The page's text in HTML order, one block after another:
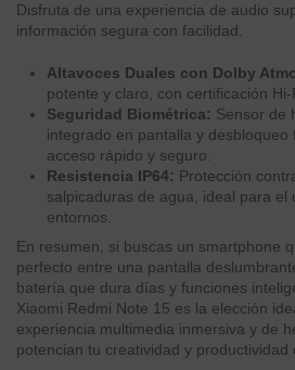
Disfruta de una experiencia de audio
información segura con facilidad.
Altavoces Duales con Dolby
potente y claro, con certificación Hi-
Seguridad Biométrica: Sensor de
integrado en pantalla y desbloqueo
acceso rápido y seguro.
Resistencia IP64: Protección
salpicaduras de agua, ideal para el
entornos.
En resumen, si buscas un smartphone
perfecto entre una pantalla
batería que dura días y funciones
Xiaomi Redmi Note 15 es la elección
experiencia multimedia inmersiva y de
potencian tu creatividad y productividad